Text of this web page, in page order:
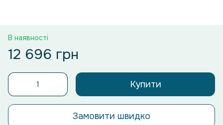
В наявності
12 696 грн
Купити
Замовити швидко